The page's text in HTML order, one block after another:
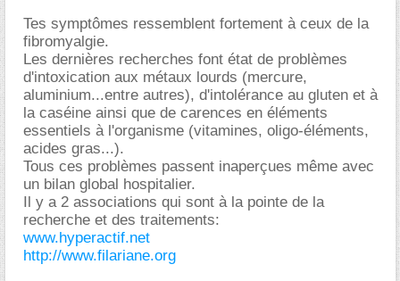
Tes symptômes ressemblent fortement à ceux de la
fibromyalgie.
Les dernières recherches font état de problèmes
d'intoxication aux métaux lourds (mercure,
aluminium...entre autres), d'intolérance au gluten et à
la caséine ainsi que de carences en éléments
essentiels à l'organisme (vitamines, oligo-éléments,
acides gras...).
Tous ces problèmes passent inaperçues même avec
un bilan global hospitalier.
Il y a 2 associations qui sont à la pointe de la
recherche et des traitements:
www.hyperactif.net
http://www.filariane.org